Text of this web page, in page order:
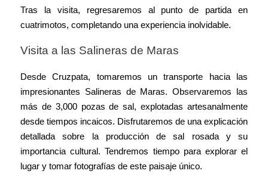
Tras la visita, regresaremos al punto de partida en
cuatrimotos, completando una experiencia inolvidable.
Visita a las Salineras de Maras
Desde Cruzpata, tomaremos un transporte hacia las
impresionantes Salineras de Maras. Observaremos las
más de 3,000 pozas de sal, explotadas artesanalmente
desde tiempos incaicos. Disfrutaremos de una explicación
detallada sobre la producción de sal rosada y su
importancia cultural. Tendremos tiempo para explorar el
lugar y tomar fotografías de este paisaje único.